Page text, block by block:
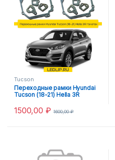
Tucson
Переходные рамки Hyundai
Tucson (18-21) Hella 3R
1500,00 ₽ 1600,00₽